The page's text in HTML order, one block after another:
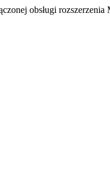
obsługi